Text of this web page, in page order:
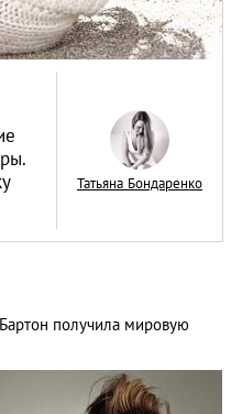
Татьяна Бондаренко
получила мировую
первое
от столицы